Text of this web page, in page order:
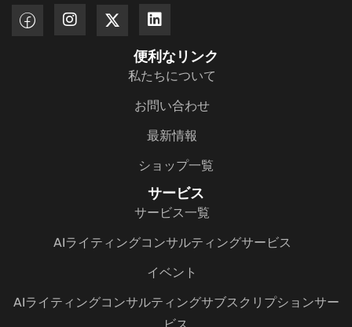
便利なリンク
私たちについて
お問い合わせ
最新情報
ショップ一覧
サービス
サービス一覧
AIライティングコンサルティングサービス
イベント
AIライティングコンサルティングサブスクリプションサー